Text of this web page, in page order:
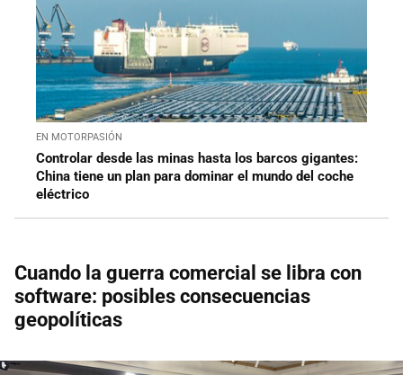
EN MOTORPASIÓN
Controlar desde las minas hasta los barcos gigantes:
China tiene un plan para dominar el mundo del coche
eléctrico
Cuando la guerra comercial se libra con
software: posibles consecuencias
geopolíticas